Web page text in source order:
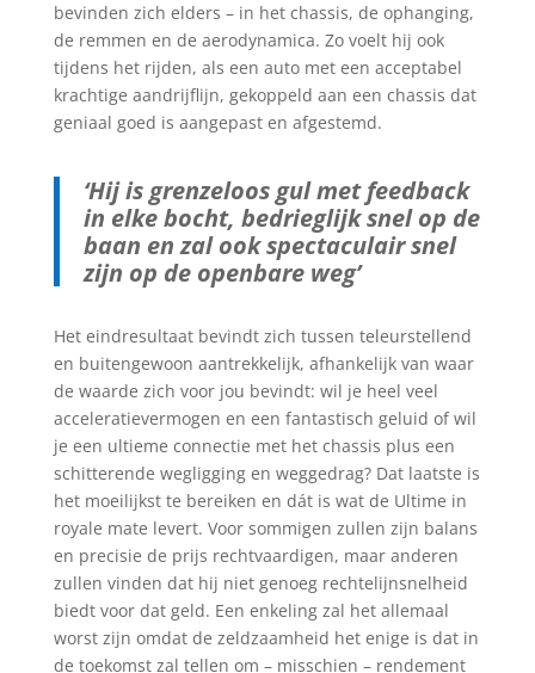
bevinden zich elders – in het chassis, de ophanging,
de remmen en de aerodynamica. Zo voelt hij ook
tijdens het rijden, als een auto met een acceptabel
krachtige aandrijflijn, gekoppeld aan een chassis dat
geniaal goed is aangepast en afgestemd.
‘Hij is grenzeloos gul met feedback
in elke bocht, bedrieglijk snel op de
baan en zal ook spectaculair snel
zijn op de openbare weg’
Het eindresultaat bevindt zich tussen teleurstellend
en buitengewoon aantrekkelijk, afhankelijk van waar
de waarde zich voor jou bevindt: wil je heel veel
acceleratievermogen en een fantastisch geluid of wil
je een ultieme connectie met het chassis plus een
schitterende wegligging en weggedrag? Dat laatste is
het moeilijkst te bereiken en dát is wat de Ultime in
royale mate levert. Voor sommigen zullen zijn balans
en precisie de prijs rechtvaardigen, maar anderen
zullen vinden dat hij niet genoeg rechtelijnsnelheid
biedt voor dat geld. Een enkeling zal het allemaal
worst zijn omdat de zeldzaamheid het enige is dat in
de toekomst zal tellen om – misschien – rendement